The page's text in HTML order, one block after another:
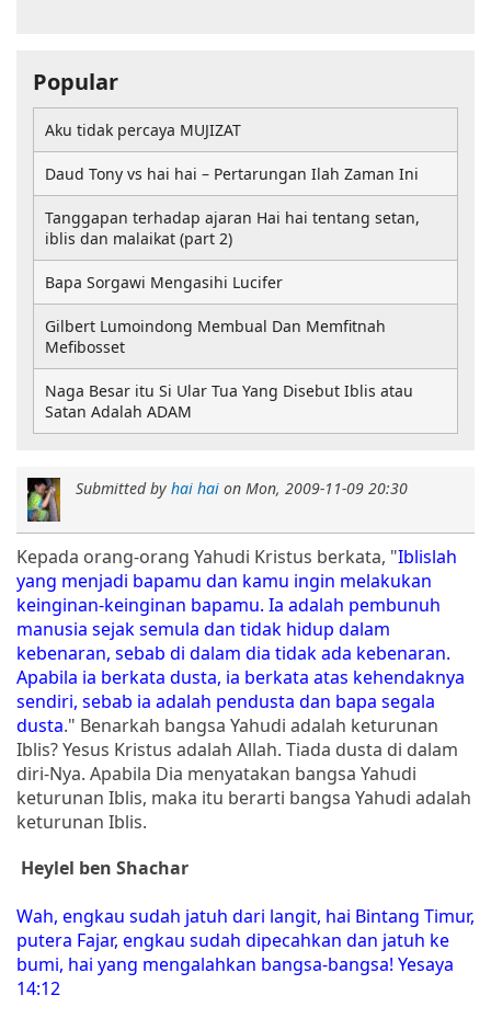
Submitted by hai hai on Mon, 2009-11-09 20:30
Kepada orang-orang Yahudi Kristus berkata, "Iblislah
yang menjadi bapamu dan kamu ingin melakukan
keinginan-keinginan bapamu. Ia adalah pembunuh
manusia sejak semula dan tidak hidup dalam
kebenaran, sebab di dalam dia tidak ada kebenaran.
Apabila ia berkata dusta, ia berkata atas kehendaknya
sendiri, sebab ia adalah pendusta dan bapa segala
dusta." Benarkah bangsa Yahudi adalah keturunan
Iblis? Yesus Kristus adalah Allah. Tiada dusta di dalam
diri-Nya. Apabila Dia menyatakan bangsa Yahudi
keturunan Iblis, maka itu berarti bangsa Yahudi adalah
keturunan Iblis.
Heylel ben Shachar
Wah, engkau sudah jatuh dari langit, hai Bintang Timur,
putera Fajar, engkau sudah dipecahkan dan jatuh ke
bumi, hai yang mengalahkan bangsa-bangsa! Yesaya
14:12
Popular
Aku tidak percaya MUJIZAT
Daud Tony vs hai hai – Pertarungan Ilah Zaman Ini
Tanggapan terhadap ajaran Hai hai tentang setan,
iblis dan malaikat (part 2)
Bapa Sorgawi Mengasihi Lucifer
Gilbert Lumoindong Membual Dan Memfitnah
Mefibosset
Naga Besar itu Si Ular Tua Yang Disebut Iblis atau
Satan Adalah ADAM